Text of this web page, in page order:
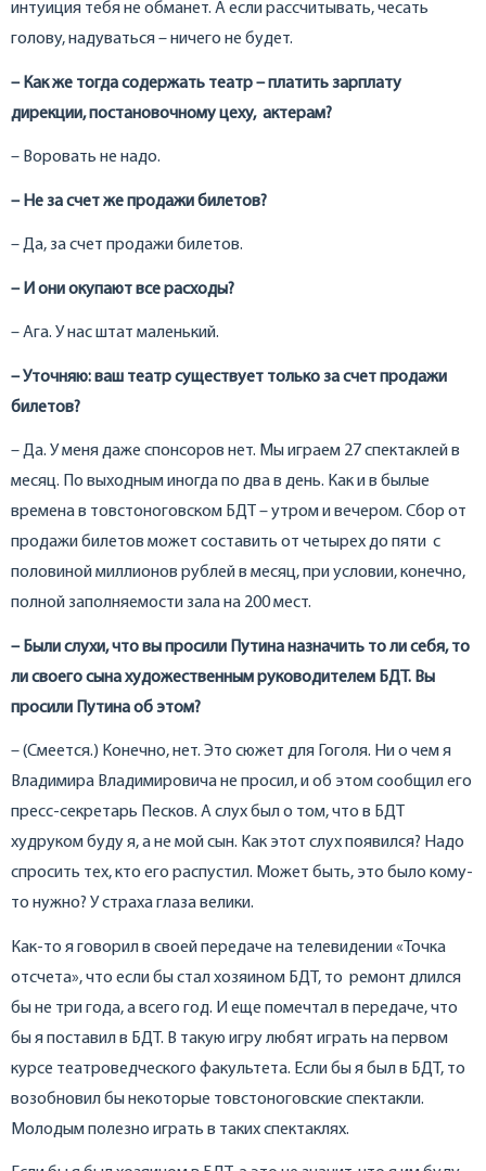
интуиция тебя не обманет. А если рассчитывать, чесать
голову, надуваться – ничего не будет.
– Как же тогда содержать театр – платить зарплату
дирекции, постановочному цеху, актерам?
– Воровать не надо.
– Не за счет же продажи билетов?
– Да, за счет продажи билетов.
– И они окупают все расходы?
– Ага. У нас штат маленький.
– Уточняю: ваш театр существует только за счет продажи
билетов?
– Да. У меня даже спонсоров нет. Мы играем 27 спектаклей в
месяц. По выходным иногда по два в день. Как и в былые
времена в товстоноговском БДТ – утром и вечером. Сбор от
продажи билетов может составить от четырех до пяти с
половиной миллионов рублей в месяц, при условии, конечно,
полной заполняемости зала на 200 мест.
– Были слухи, что вы просили Путина назначить то ли себя, то
ли своего сына художественным руководителем БДТ. Вы
просили Путина об этом?
– (Смеется.) Конечно, нет. Это сюжет для Гоголя. Ни о чем я
Владимира Владимировича не просил, и об этом сообщил его
пресс-секретарь Песков. А слух был о том, что в БДТ
худруком буду я, а не мой сын. Как этот слух появился? Надо
спросить тех, кто его распустил. Может быть, это было кому-
то нужно? У страха глаза велики.
Как-то я говорил в своей передаче на телевидении «Точка
отсчета», что если бы стал хозяином БДТ, то ремонт длился
бы не три года, а всего год. И еще помечтал в передаче, что
бы я поставил в БДТ. В такую игру любят играть на первом
курсе театроведческого факультета. Если бы я был в БДТ, то
возобновил бы некоторые товстоноговские спектакли.
Молодым полезно играть в таких спектаклях.